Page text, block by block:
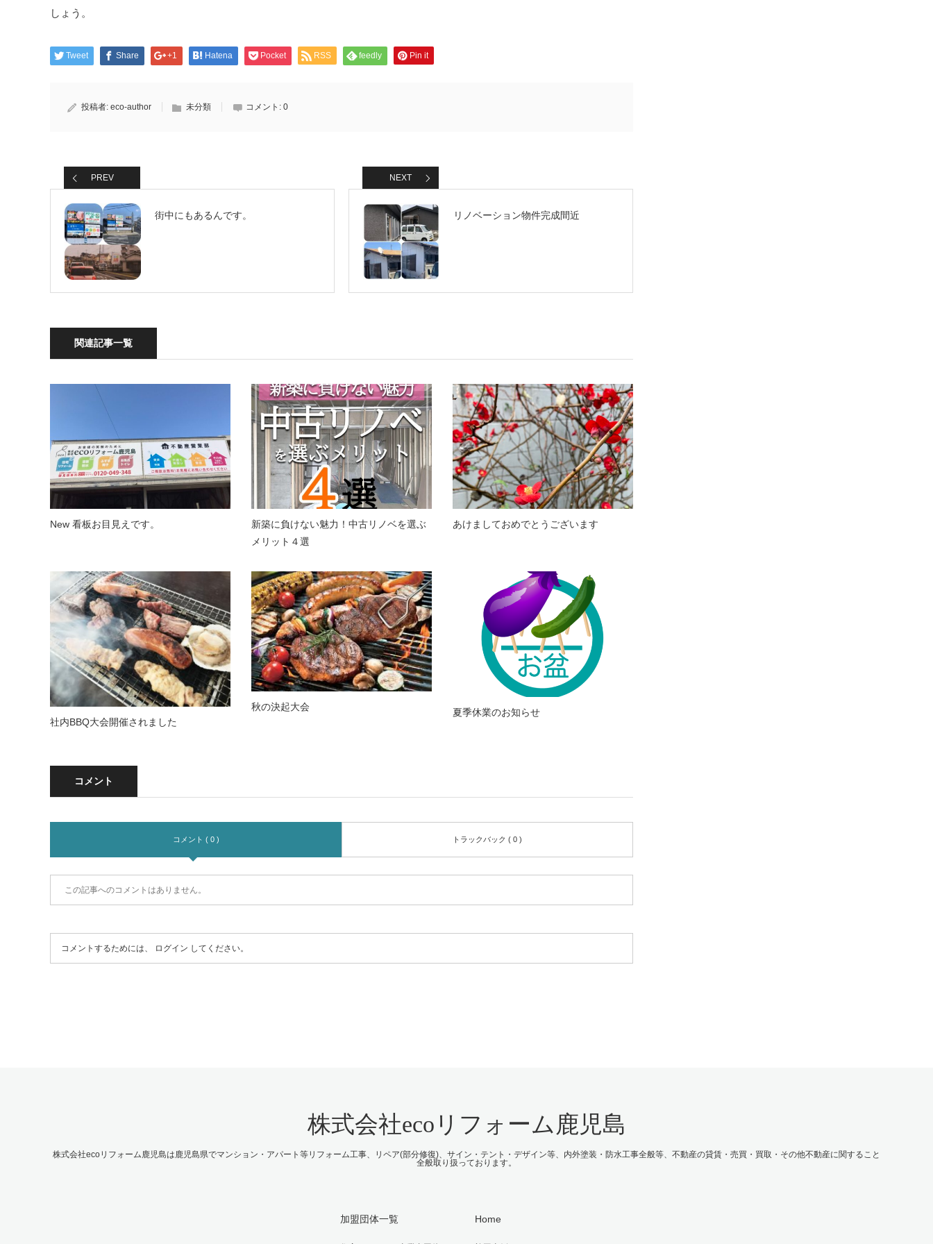
しょう。
Tweet Share +1 Hatena Pocket RSS feedly Pin it
投稿者: eco-author 未分類 コメント: 0
PREV
街中にもあるんです。
NEXT
リノベーション物件完成間近
関連記事一覧
New 看板お目見えです。
新築に負けない魅力！中古リノベを選ぶ
メリット４選
あけましておめでとうございます
社内BBQ大会開催されました
秋の決起大会 夏季休業のお知らせ
コメント
コメント ( 0 ) トラックバック ( 0 )
この記事へのコメントはありません。
コメントするためには、 ログイン してください。
株式会社ecoリフォーム鹿児島
株式会社ecoリフォーム鹿児島は鹿児島県でマンション・アパート等リフォーム工事、リペア(部分修復)、サイン・テント・デザイン等、内外塗装・防水工事全般等、不動産の貸賃・売買・買取・その他不動産に関すること
全般取り扱っております。
加盟団体一覧 Home